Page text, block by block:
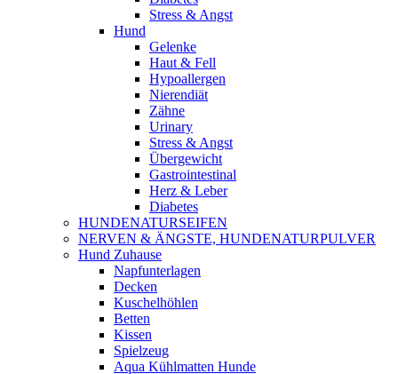
Stress & Angst
Hund
Gelenke
Haut & Fell
Hypoallergen
Nierendiät
Zähne
Urinary
Stress & Angst
Übergewicht
Gastrointestinal
Herz & Leber
Diabetes
HUNDENATURSEIFEN
NERVEN & ÄNGSTE, HUNDENATURPULVER
Hund Zuhause
Napfunterlagen
Decken
Kuschelhöhlen
Betten
Kissen
Spielzeug
Aqua Kühlmatten Hunde